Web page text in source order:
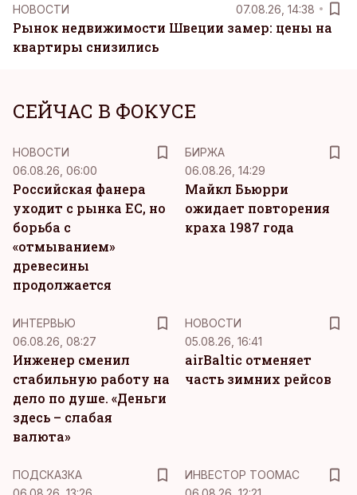
НОВОСТИ 07.08.26, 14:38
Рынок недвижимости Швеции замер: цены на
квартиры снизились
СЕЙЧАС В ФОКУСЕ
НОВОСТИ
06.08.26, 06:00
Российская фанера
уходит с рынка ЕС, но
борьба с
«отмыванием»
древесины
продолжается
БИРЖА
06.08.26, 14:29
Майкл Бьюрри
ожидает повторения
краха 1987 года
ИНТЕРВЬЮ
06.08.26, 08:27
Инженер сменил
стабильную работу на
дело по душе. «Деньги
здесь – слабая
валюта»
НОВОСТИ
05.08.26, 16:41
airBaltic отменяет
часть зимних рейсов
ПОДСКАЗКА
ИНВЕСТОР ТООМАС